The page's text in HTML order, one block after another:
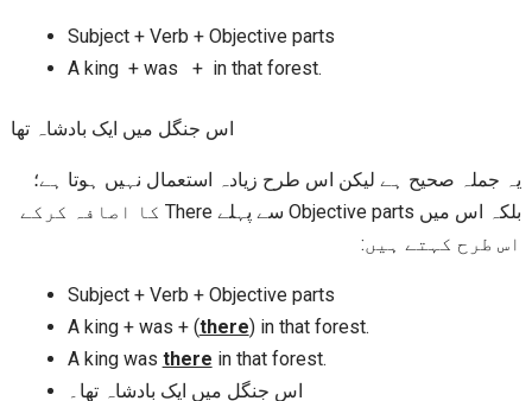
Subject + Verb + Objective parts
A king + was + in that forest.
اس جنگل میں ایک بادشاہ تھا
یہ جملہ صحیح ہے لیکن اس طرح زیادہ استعمال نہیں ہوتا ہے؛
بلکہ اس میں Objective parts سے پہلے There کا اصافہ کرکے
اس طرح کہتے ہیں:
Subject + Verb + Objective parts
A king + was + (there) in that forest.
A king was there in that forest.
اس جنگل میں ایک بادشاہ تھا۔